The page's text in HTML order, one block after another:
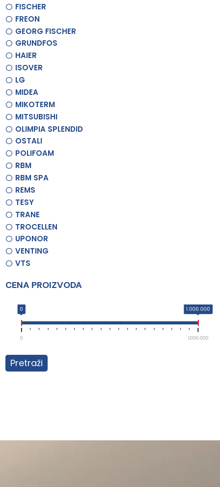
FISCHER
FREON
GEORG FISCHER
GRUNDFOS
HAIER
ISOVER
LG
MIDEA
MIKOTERM
MITSUBISHI
OLIMPIA SPLENDID
OSTALI
POLIFOAM
RBM
RBM SPA
REMS
TESY
TRANE
TROCELLEN
UPONOR
VENTING
VTS
CENA PROIZVODA
0 1.000.000
0 1.000.000
Pretraži